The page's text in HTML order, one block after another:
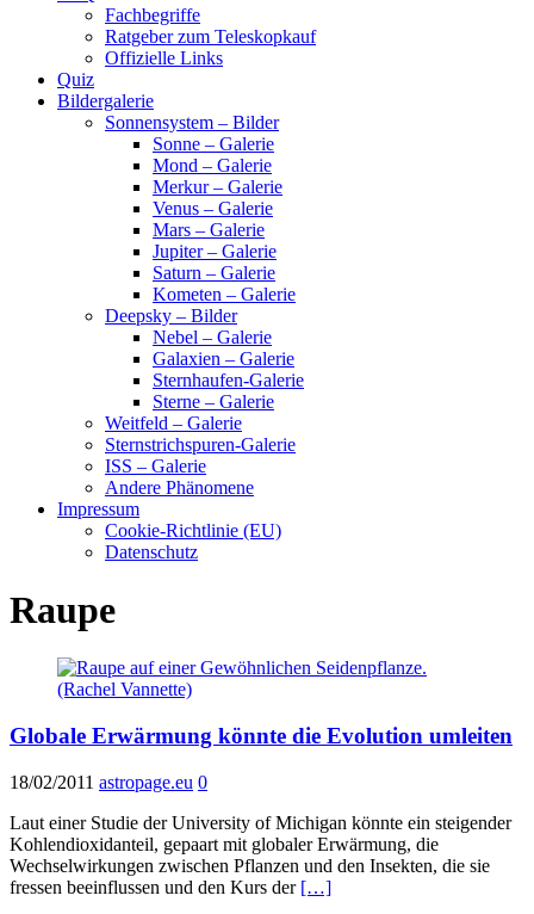
Fachbegriffe
Ratgeber zum Teleskopkauf
Offizielle Links
Quiz
Bildergalerie
Sonnensystem – Bilder
Sonne – Galerie
Mond – Galerie
Merkur – Galerie
Venus – Galerie
Mars – Galerie
Jupiter – Galerie
Saturn – Galerie
Kometen – Galerie
Deepsky – Bilder
Nebel – Galerie
Galaxien – Galerie
Sternhaufen-Galerie
Sterne – Galerie
Weitfeld – Galerie
Sternstrichspuren-Galerie
ISS – Galerie
Andere Phänomene
Impressum
Cookie-Richtlinie (EU)
Datenschutz
Raupe
Globale Erwärmung könnte die Evolution umleiten
18/02/2011 astropage.eu 0
Laut einer Studie der University of Michigan könnte ein steigender
Kohlendioxidanteil, gepaart mit globaler Erwärmung, die
Wechselwirkungen zwischen Pflanzen und den Insekten, die sie
fressen beeinflussen und den Kurs der […]